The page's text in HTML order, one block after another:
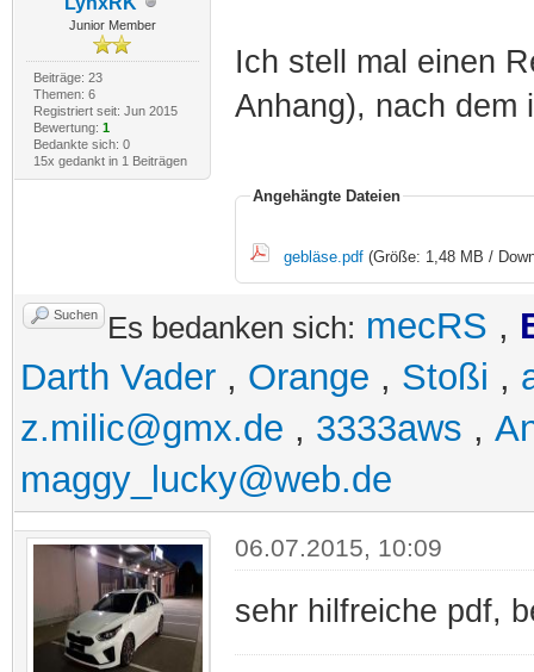
Junior Member
Beiträge: 23
Themen: 6
Registriert seit: Jun 2015
Bewertung: 1
Bedankte sich: 0
15x gedankt in 1 Beiträgen
Ich stell mal einen
Anhang), nach dem
Angehängte Dateien
gebläse.pdf(Größe: 1,48 MB /
Suchen Es bedanken sich: mecRS ,
Darth Vader , Orange , Stoßi ,
z.milic@gmx.de , 3333aws ,
maggy_lucky@web.de
06.07.2015, 10:09
sehr hilfreiche pdf,